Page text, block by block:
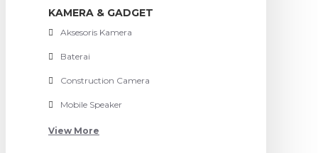
KAMERA & GADGET
Aksesoris Kamera
Baterai
Construction Camera
Mobile Speaker
View More